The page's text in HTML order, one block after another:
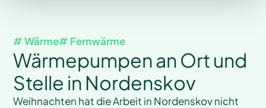
# Wärme# Fernwärme
Wärmepumpen an Ort und
Stelle in Nordenskov
Weihnachten hat die Arbeit in Nordenskov nicht